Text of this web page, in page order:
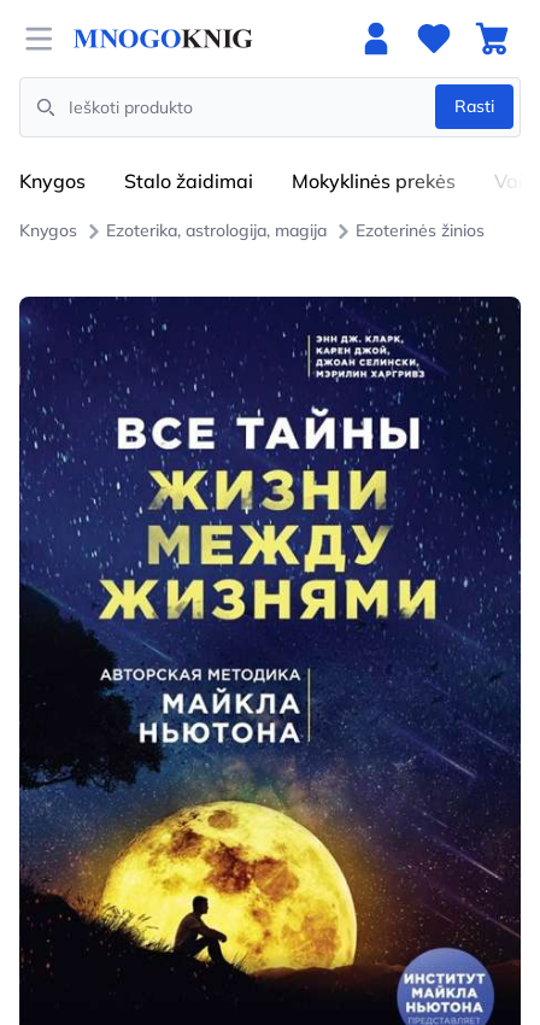
Open menu
Search
Rasti
Knygos Stalo žaidimai Mokyklinės prekės
Knygos Ezoterika, astrologija, magija Ezoterinės žinios